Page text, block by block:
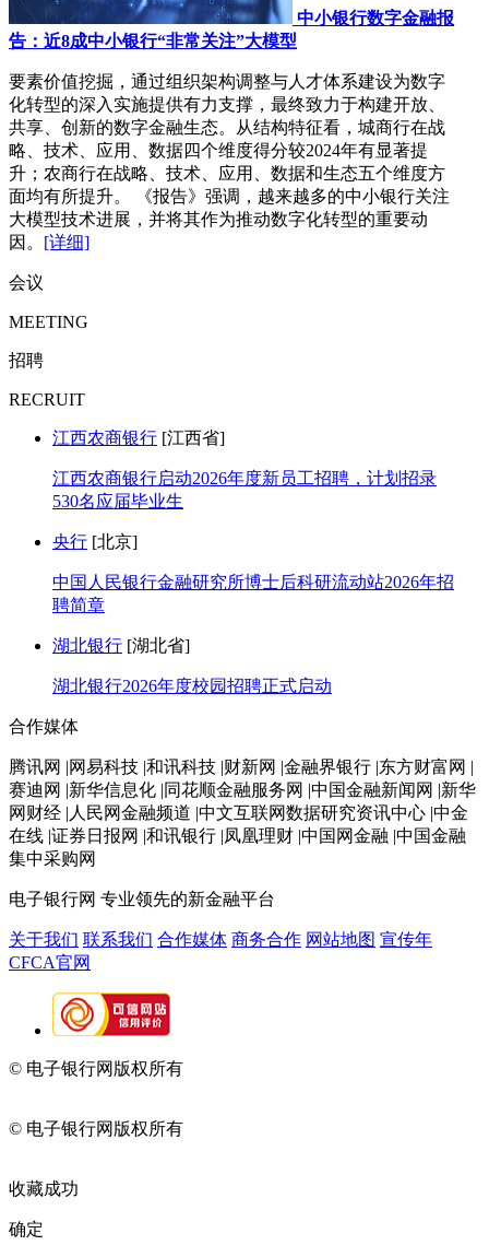
中小银行数字金融报
告：近8成中小银行“非常关注”大模型
要素价值挖掘，通过组织架构调整与人才体系建设为数字
化转型的深入实施提供有力支撑，最终致力于构建开放、
共享、创新的数字金融生态。从结构特征看，城商行在战
略、技术、应用、数据四个维度得分较2024年有显著提
升；农商行在战略、技术、应用、数据和生态五个维度方
面均有所提升。 《报告》强调，越来越多的中小银行关注
大模型技术进展，并将其作为推动数字化转型的重要动
因。 [详细]
会议
MEETING
招聘
RECRUIT
江西农商银行 [江西省]
江西农商银行启动2026年度新员工招聘，计划招录
530名应届毕业生
央行 [北京]
中国人民银行金融研究所博士后科研流动站2026年招
聘简章
湖北银行 [湖北省]
湖北银行2026年度校园招聘正式启动
合作媒体
腾讯网 |网易科技 |和讯科技 |财新网 |金融界银行 |东方财富网 |
赛迪网 |新华信息化 |同花顺金融服务网 |中国金融新闻网 |新华
网财经 |人民网金融频道 |中文互联网数据研究资讯中心 |中金
在线 |证券日报网 |和讯银行 |凤凰理财 |中国网金融 |中国金融
集中采购网
电子银行网 专业领先的新金融平台
关于我们 联系我们 合作媒体 商务合作 网站地图 宣传年
CFCA官网
© 电子银行网版权所有
© 电子银行网版权所有
收藏成功
确定